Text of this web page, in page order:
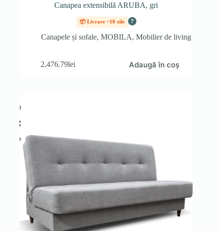
Canapea extensibilă ARUBA, gri
📦 Livrare ~10 zile ?
Canapele și sofale, MOBILA, Mobilier de living
2,476.79lei Adaugă în coș